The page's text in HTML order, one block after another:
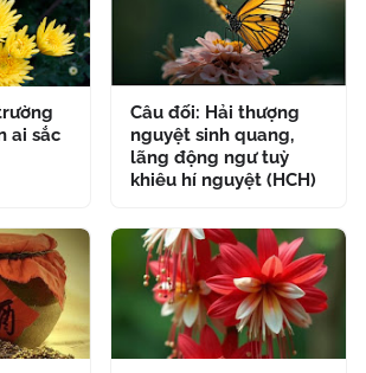
ai sắc
Câu đối: Hải thượng
nguyệt sinh quang,
lãng động ngư tuỳ
khiêu hí nguyệt (HCH)